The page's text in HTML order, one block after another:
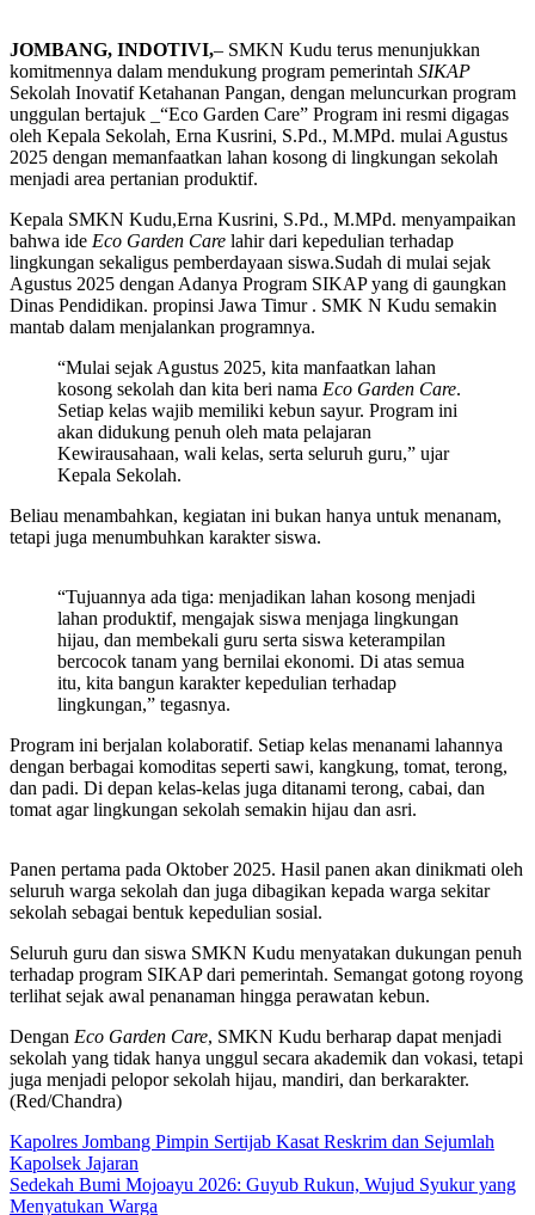
JOMBANG, INDOTIVI,– SMKN Kudu terus menunjukkan
komitmennya dalam mendukung program pemerintah SIKAP
Sekolah Inovatif Ketahanan Pangan, dengan meluncurkan program
unggulan bertajuk _“Eco Garden Care” Program ini resmi digagas
oleh Kepala Sekolah, Erna Kusrini, S.Pd., M.MPd. mulai Agustus
2025 dengan memanfaatkan lahan kosong di lingkungan sekolah
menjadi area pertanian produktif.
Kepala SMKN Kudu,Erna Kusrini, S.Pd., M.MPd. menyampaikan
bahwa ide Eco Garden Care lahir dari kepedulian terhadap
lingkungan sekaligus pemberdayaan siswa.Sudah di mulai sejak
Agustus 2025 dengan Adanya Program SIKAP yang di gaungkan
Dinas Pendidikan. propinsi Jawa Timur . SMK N Kudu semakin
mantab dalam menjalankan programnya.
“Mulai sejak Agustus 2025, kita manfaatkan lahan
kosong sekolah dan kita beri nama Eco Garden Care.
Setiap kelas wajib memiliki kebun sayur. Program ini
akan didukung penuh oleh mata pelajaran
Kewirausahaan, wali kelas, serta seluruh guru,” ujar
Kepala Sekolah.
Beliau menambahkan, kegiatan ini bukan hanya untuk menanam,
tetapi juga menumbuhkan karakter siswa.
“Tujuannya ada tiga: menjadikan lahan kosong menjadi
lahan produktif, mengajak siswa menjaga lingkungan
hijau, dan membekali guru serta siswa keterampilan
bercocok tanam yang bernilai ekonomi. Di atas semua
itu, kita bangun karakter kepedulian terhadap
lingkungan,” tegasnya.
Program ini berjalan kolaboratif. Setiap kelas menanami lahannya
dengan berbagai komoditas seperti sawi, kangkung, tomat, terong,
dan padi. Di depan kelas-kelas juga ditanami terong, cabai, dan
tomat agar lingkungan sekolah semakin hijau dan asri.
Panen pertama pada Oktober 2025. Hasil panen akan dinikmati oleh
seluruh warga sekolah dan juga dibagikan kepada warga sekitar
sekolah sebagai bentuk kepedulian sosial.
Seluruh guru dan siswa SMKN Kudu menyatakan dukungan penuh
terhadap program SIKAP dari pemerintah. Semangat gotong royong
terlihat sejak awal penanaman hingga perawatan kebun.
Dengan Eco Garden Care, SMKN Kudu berharap dapat menjadi
sekolah yang tidak hanya unggul secara akademik dan vokasi, tetapi
juga menjadi pelopor sekolah hijau, mandiri, dan berkarakter.
(Red/Chandra)
Navigasi
pos
Kapolres Jombang Pimpin Sertijab Kasat Reskrim dan Sejumlah
Kapolsek Jajaran
Sedekah Bumi Mojoayu 2026: Guyub Rukun, Wujud Syukur yang
Menyatukan Warga